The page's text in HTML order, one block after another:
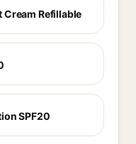
Refillable
SPF20